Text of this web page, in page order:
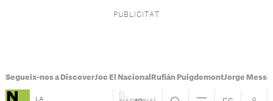
Segueix-nos a DiscoverJoc El Nacional Rufián PuigdemontJorge Messi